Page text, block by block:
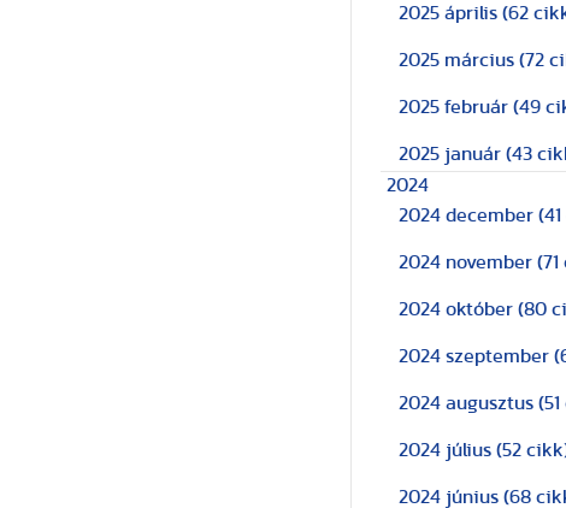
2025 április (62
2025 március (72
2025 február (49
2025 január (43
2024
2024 december
2024 november
2024 október (80
2024 szeptember
2024 augusztus
2024 július (52
2024 június (68